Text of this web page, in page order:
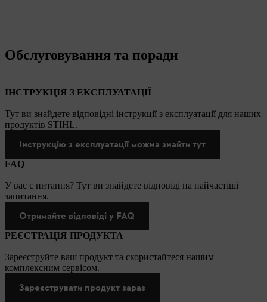
Обслуговування та поради
ІНСТРУКЦІЯ З ЕКСПЛУАТАЦІЇ
Тут ви знайдете відповідні інструкції з експлуатації для наших
продуктів STIHL.
Інструкцію з експлуатації можна знайти тут
FAQ
У вас є питання? Тут ви знайдете відповіді на найчастіші
запитання.
Отримайте відповіді у FAQ
РЕЄСТРАЦІЯ ПРОДУКТА
Зареєструйте ваш продукт та скористайтеся нашим
комплексним сервісом.
Зареєструвати продукт зараз